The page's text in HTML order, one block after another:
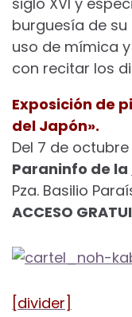
burguesía de
uso de mímica
con recitar los
Exposición de
del Japón».
Del 7 de octubre
Paraninfo de la
Pza. Basilio
ACCESO
[divider]